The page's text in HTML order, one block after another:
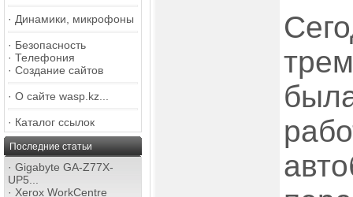
· Динамики, микрофоны
· Безопасность
· Телефония
· Создание сайтов
· О сайте wasp.kz...
· Каталог ссылок
Последние статьи
· Gigabyte GA-Z77X-
UP5...
· Xerox WorkCentre